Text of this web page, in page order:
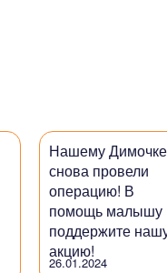
Нашему Димочке
снова провели
операцию! В
помощь малышу
поддержите
акцию!
26.01.2024